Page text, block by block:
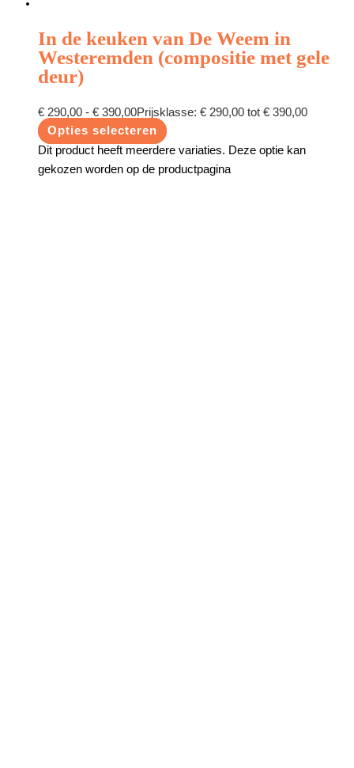
In de keuken van De Weem in
Westeremden (compositie met gele
deur)
€ 290,00 - € 390,00Prijsklasse: € 290,00 tot € 390,00
Opties selecteren
Dit product heeft meerdere variaties. Deze optie kan
gekozen worden op de productpagina